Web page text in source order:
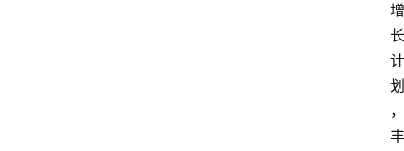
增
长
计
划
，
丰